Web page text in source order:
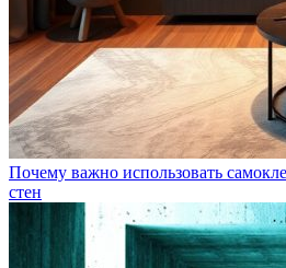
Почему важно использовать
стен